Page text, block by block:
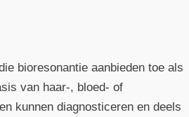
bioresonantie aanbieden toe als
van haar-, bloed- of
kunnen diagnosticeren en deels